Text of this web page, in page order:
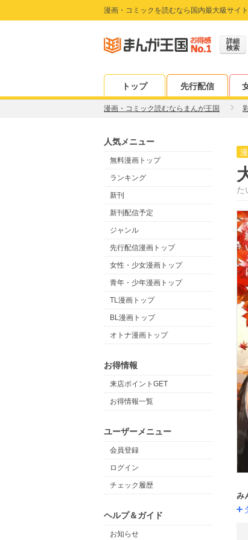
漫画・コミックを読むなら国内最大級サイ
詳細
検索
トップ 先行配信
漫画・コミック読むならまんが王国
人気メニュー
無料漫画トップ
ランキング
新刊
新刊配信予定
ジャンル
先行配信漫画トップ
女性・少女漫画トップ
青年・少年漫画トップ
TL漫画トップ
BL漫画トップ
オトナ漫画トップ
お得情報
来店ポイントGET
お得情報一覧
ユーザーメニュー
会員登録
ログイン
チェック履歴
ヘルプ＆ガイド
お知らせ
た
み